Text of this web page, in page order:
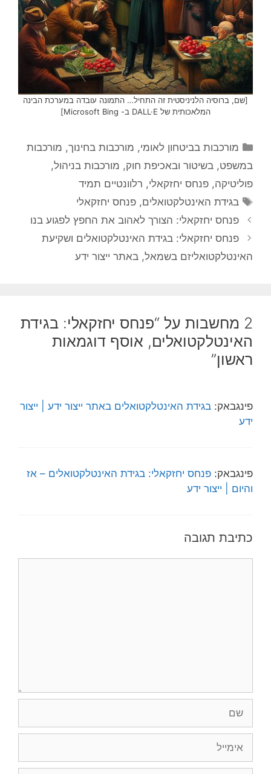
[שם, ברוסיה הלניניסטית זה התחיל… התמונה עובדה במערכת הבינה
המלאכותית של DALL·E ב- Microsoft Bing]
קטגוריות
מורכבות בביטחון לאומי, מורכבות בחינוך, מורכבות
במשפט, בשיטור ובאכיפת חוק, מורכבות בניהול,
פוליטיקה, פנחס יחזקאלי, רלוונטיים תמיד
תגיות
בגידת האינטלקטואלים,פנחס יחזקאלי
פנחס יחזקאלי: הצורך לאהוב את החפץ לפגוע בנו
פנחס יחזקאלי: בגידת האינטלקטואלים ושקיעת
האינטלקטואליזם בשמאל, באתר ייצור ידע
2 מחשבות על “פנחס יחזקאלי: בגידת
האינטלקטואלים, אוסף דוגמאות
ראשון”
פינגבאק: בגידת האינטלקטואלים באתר ייצור ידע | ייצור
ידע
פינגבאק: פנחס יחזקאלי: בגידת האינטלקטואלים – אז
והיום | ייצור ידע
כתיבת תגובה